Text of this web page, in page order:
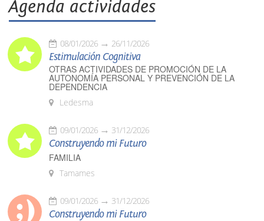
Agenda actividades
08/01/2026 26/11/2026
Estimulación Cognitiva
OTRAS ACTIVIDADES DE PROMOCIÓN DE LA
AUTONOMÍA PERSONAL Y PREVENCIÓN DE LA
DEPENDENCIA
Ledesma
09/01/2026 31/12/2026
Construyendo mi Futuro
FAMILIA
Tamames
09/01/2026 31/12/2026
Construyendo mi Futuro